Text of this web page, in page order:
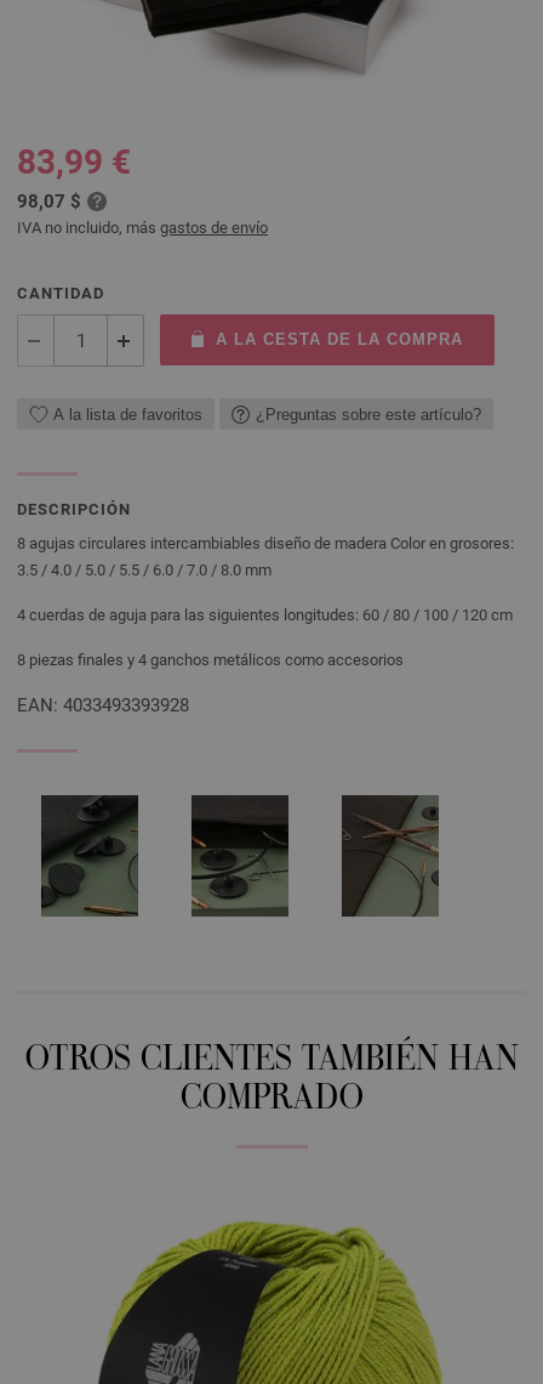
83,99 €
98,07 $
IVA no incluido, más gastos de envío
CANTIDAD
A LA CESTA DE LA COMPRA
A la lista de favoritos ¿Preguntas sobre este artículo?
DESCRIPCIÓN
8 agujas circulares intercambiables diseño de madera Color en grosores:
3.5 / 4.0 / 5.0 / 5.5 / 6.0 / 7.0 / 8.0 mm
4 cuerdas de aguja para las siguientes longitudes: 60 / 80 / 100 / 120 cm
8 piezas finales y 4 ganchos metálicos como accesorios
EAN: 4033493393928
OTROS CLIENTES TAMBIÉN HAN
COMPRADO